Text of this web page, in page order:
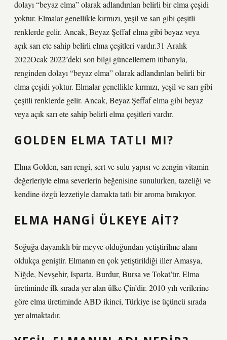
dolayı “beyaz elma” olarak adlandırılan belirli bir elma çeşidi
yoktur. Elmalar genellikle kırmızı, yeşil ve sarı gibi çeşitli
renklerde gelir. Ancak, Beyaz Şeffaf elma gibi beyaz veya
açık sarı ete sahip belirli elma çeşitleri vardır.31 Aralık
2022Ocak 2022’deki son bilgi güncellemem itibarıyla,
renginden dolayı “beyaz elma” olarak adlandırılan belirli bir
elma çeşidi yoktur. Elmalar genellikle kırmızı, yeşil ve sarı gibi
çeşitli renklerde gelir. Ancak, Beyaz Şeffaf elma gibi beyaz
veya açık sarı ete sahip belirli elma çeşitleri vardır.
GOLDEN ELMA TATLI MI?
Elma Golden, sarı rengi, sert ve sulu yapısı ve zengin vitamin
değerleriyle elma severlerin beğenisine sunulurken, tazeliği ve
kendine özgü lezzetiyle damakta tatlı bir aroma bırakıyor.
ELMA HANGI ÜLKEYE AIT?
Soğuğa dayanıklı bir meyve olduğundan yetiştirilme alanı
oldukça geniştir. Elmanın en çok yetiştirildiği iller Amasya,
Niğde, Nevşehir, Isparta, Burdur, Bursa ve Tokat’tır. Elma
üretiminde ilk sırada yer alan ülke Çin’dir. 2010 yılı verilerine
göre elma üretiminde ABD ikinci, Türkiye ise üçüncü sırada
yer almaktadır.